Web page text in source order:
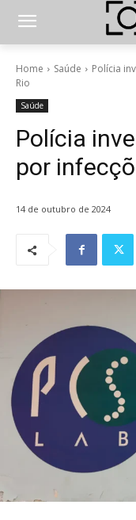
Home Saúde
Polícia
Rio
Saúde
Polícia
por
14 de outubro de 2024